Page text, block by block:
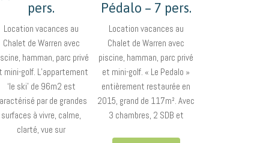
pers.
Location vacances au
Chalet de Warren avec
hamman, parc privé
mini-golf. L’appartement
‘le ski’ de 96m2 est
par de grandes
surfaces à vivre, calme,
clarté, vue sur
Pédalo – 7 pers.
Location vacances au
Chalet de Warren avec
piscine, hamman, parc privé
et mini-golf. « Le Pedalo »
entièrement restaurée en
2015, grand de 117m². Avec
3 chambres, 2 SDB et